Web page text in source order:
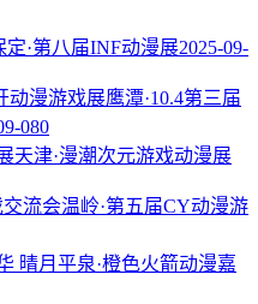
定·第八届INF动漫展2025-09-
鹰潭·10.4第三届
080
天津·漫潮次元游戏动漫展
温岭·第五届CY动漫游
平泉·橙色火箭动漫嘉